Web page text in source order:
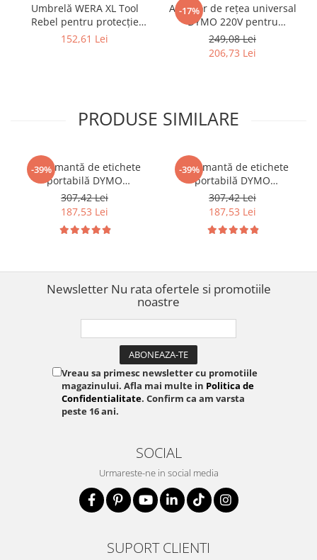
Umbrelă WERA XL Tool
Rebel pentru protecție
împotriva ploii și accesoriu
152,61 Lei
-17%
Adaptor de rețea universal
DYMO 220V pentru
imprimante LabelManager,
Rhino și LetraTag cu priză
EU 40076
249,08 Lei
206,73 Lei
PRODUSE SIMILARE
-39%
Imprimantă de etichete
portabilă DYMO
LabelManager 160 cu
tastatură QWERTY pentru
organizare și identificare
acasă și la birou 2174612
307,42 Lei
187,53 Lei
-39%
Imprimantă de etichete
portabilă DYMO
LabelManager 160 cu
tastatură QWERTY pentru
organizare și identificare
acasă și la birou S0946320
307,42 Lei
187,53 Lei
Newsletter Nu rata ofertele si promotiile
noastre
Vreau sa primesc newsletter cu promotiile
magazinului. Afla mai multe in Politica de
Confidentialitate. Confirm ca am varsta
peste 16 ani.
SOCIAL
Urmareste-ne in social media
SUPORT CLIENTI